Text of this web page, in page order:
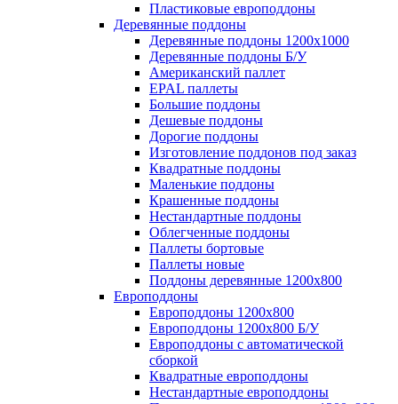
Пластиковые европоддоны
Деревянные поддоны
Деревянные поддоны 1200х1000
Деревянные поддоны Б/У
Американский паллет
EPAL паллеты
Большие поддоны
Дешевые поддоны
Дорогие поддоны
Изготовление поддонов под заказ
Квадратные поддоны
Маленькие поддоны
Крашенные поддоны
Нестандартные поддоны
Облегченные поддоны
Паллеты бортовые
Паллеты новые
Поддоны деревянные 1200х800
Европоддоны
Европоддоны 1200х800
Европоддоны 1200х800 Б/У
Европоддоны с автоматической
сборкой
Квадратные европоддоны
Нестандартные европоддоны